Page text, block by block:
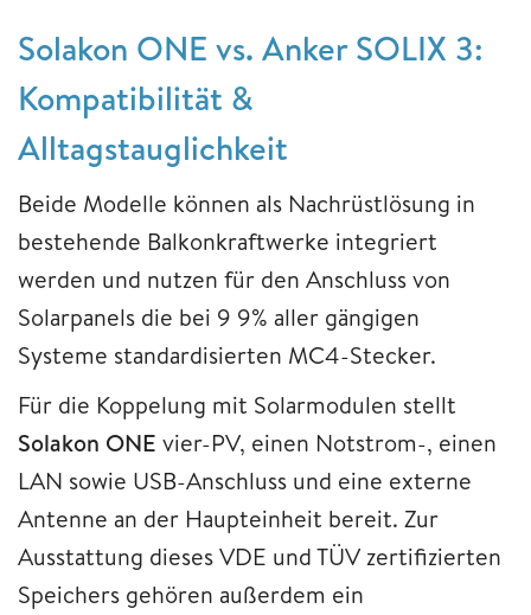
Solakon ONE vs. Anker SOLIX 3:
Kompatibilität &
Alltagstauglichkeit
Beide Modelle können als Nachrüstlösung in
bestehende Balkonkraftwerke integriert
werden und nutzen für den Anschluss von
Solarpanels die bei 9 9% aller gängigen
Systeme standardisierten MC4-Stecker.
Für die Koppelung mit Solarmodulen stellt
Solakon ONE vier-PV, einen Notstrom-, einen
LAN sowie USB-Anschluss und eine externe
Antenne an der Haupteinheit bereit. Zur
Ausstattung dieses VDE und TÜV zertifizierten
Speichers gehören außerdem ein